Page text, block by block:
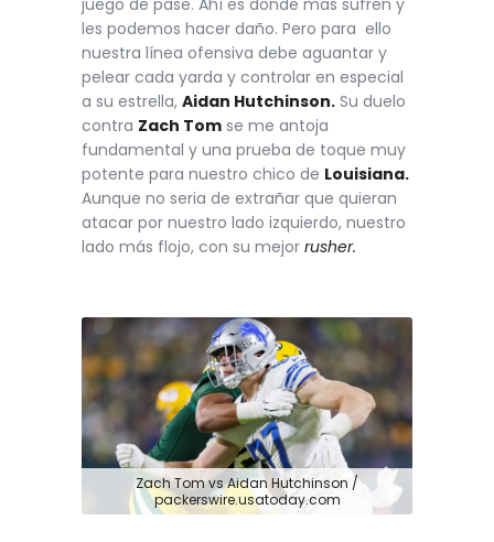
les podemos hacer daño. Pero para ello
nuestra línea ofensiva debe aguantar y
pelear cada yarda y controlar en especial
a su estrella, Aidan Hutchinson. Su duelo
contra Zach Tom se me antoja
fundamental y una prueba de toque muy
potente para nuestro chico de Louisiana.
Aunque no seria de extrañar que quieran
atacar por nuestro lado izquierdo, nuestro
lado más flojo, con su mejor rusher.
Zach Tom vs Aidan Hutchinson /
packerswire.usatoday.com